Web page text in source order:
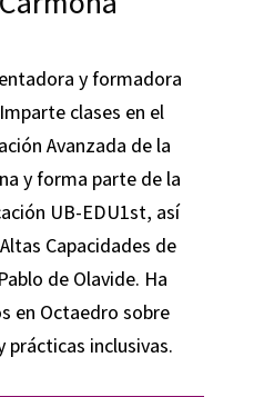
y formadora
clases en el
Avanzada de la
y forma parte de la
UB-EDU1st, así
Capacidades de
de Olavide. Ha
en Octaedro sobre
prácticas inclusivas.